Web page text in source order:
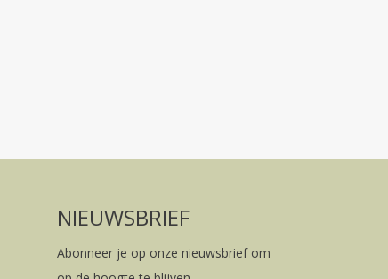
NIEUWSBRIEF
Abonneer je op onze nieuwsbrief om